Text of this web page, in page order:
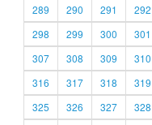
289
290 291 292
298
299 300 301
307
308 309 310
316
317 318 319
325
326 327 328